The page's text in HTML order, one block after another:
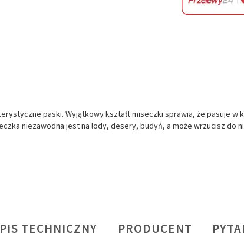
paski. Wyjątkowy kształt miseczki sprawia, że pasuje w
niezawodna jest na lody, desery, budyń, a może wrzucisz do
TECHNICZNY PRODUCENT